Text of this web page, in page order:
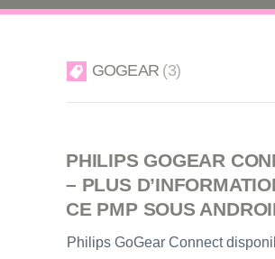
GOGEAR 3
PHILIPS GOGEAR
– PLUS
CE PMP SOUS
Philips GoGear Connect